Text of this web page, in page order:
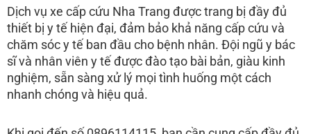
Dịch vụ xe cấp cứu Nha Trang được trang bị đầy đủ
thiết bị y tế hiện đại, đảm bảo khả năng cấp cứu và
chăm sóc y tế ban đầu cho bệnh nhân. Đội ngũ y bác
sĩ và nhân viên y tế được đào tạo bài bản, giàu kinh
nghiệm, sẵn sàng xử lý mọi tình huống một cách
nhanh chóng và hiệu quả.